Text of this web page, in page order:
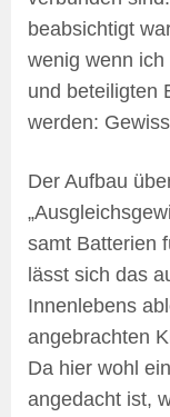
beabsichtigt
wenig wenn
und beteiligten
werden:
Der Aufbau
samt Batterien
lässt sich das
Innenlebens
angebrachten
Da hier wohl
angedacht ist,